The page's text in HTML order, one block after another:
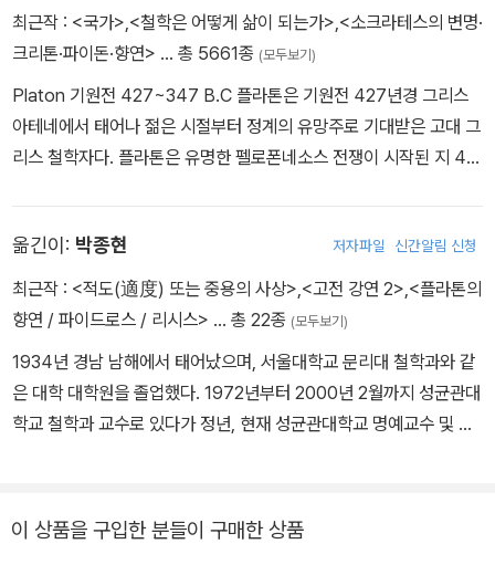
최근작 : <국가> <철학은 어떻게 삶이 되는가> <소크라테스의 변명·
크리톤·파이돈·향연> … 총 5661종 (모두보기)
Platon 기원전 427~347 B.C 플라톤은 기원전 427년경 그리스
아테네에서 태어나 젊은 시절부터 정계의 유망주로 기대받은 고대 그
리스 철학자다. 플라톤은 유명한 펠로폰네소스 전쟁이 시작된 지 4년
그는 맹목적인 삶보다는 의미를 부여할 수 있는 삶이 중요하다는 것
을 소크라테스를 통해 배웠다. 플라톤의 집안은 비교적 상류계급이었
고 그러한 배경을 가진 젊은이들이 대부분 그러하듯이 그 또한 한때
적인 배경이 있음을 확인한 후 정치에 회의를 느껴 철학에 매진하게
된다. 그는 정치적인 이유로 자주 외국 여행길에 올랐으며 교육에 대
한 열의가 매우 높아 소크라테스 사후 많은 우여곡절 끝에 기원전 38
치적 인재들, 아리스토텔레스와 같은 많은 철학자를 양성하며 집필활
옮긴이: 박종현 저자파일 신간알림 신청
최근작 : <적도(適度) 또는 중용의 사상> <고전 강연 2> <플라톤의
향연 / 파이드로스 / 리시스> … 총 22종 (모두보기)
1934년 경남 남해에서 태어났으며, 서울대학교 문리대 철학과와 같
은 대학 대학원을 졸업했다. 1972년부터 2000년 2월까지 성균관대
학교 철학과 교수로 있다가 정년, 현재 성균관대학교 명예교수 및 대
를 했다. 1983년에는 열암학술상을, 1999년엔 플라톤 원전에 대한
역주로 성균가족상 대상을, 2000년에는 서우철학상을 받았다. 또한
이 상품을 구입한 분들이 구매한 상품